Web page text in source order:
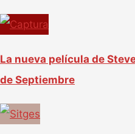
La nueva película de
de Septiembre